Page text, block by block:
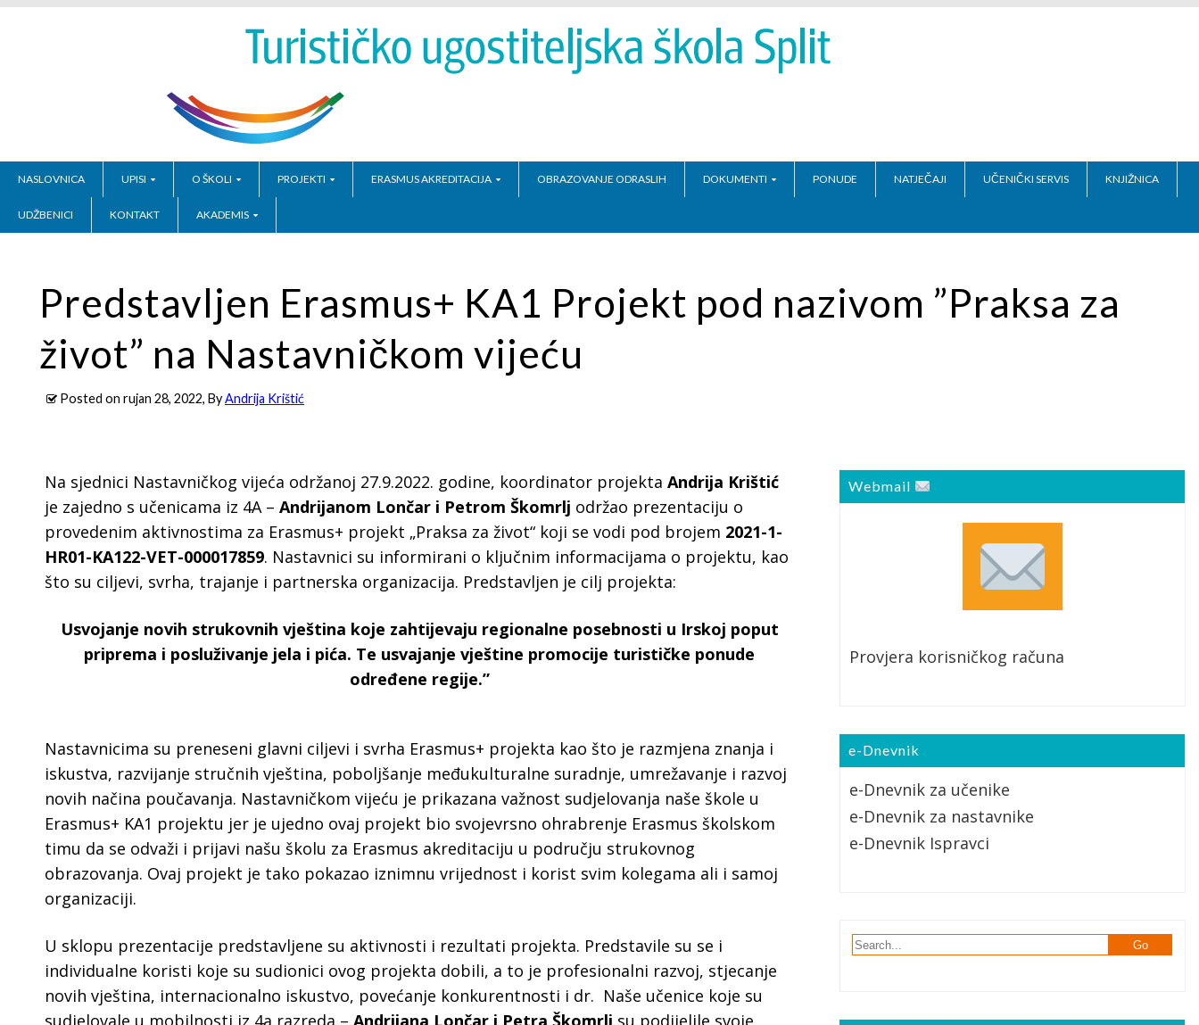
NASLOVNICA UPISI O ŠKOLI PROJEKTI ERASMUS AKREDITACIJA OBRAZOVANJE ODRASLIH DOKUMENTI PONUDE NATJEČAJI UČENIČKI SERVIS KNJIŽNICA
UDŽBENICI KONTAKT AKADEMIS
Predstavljen Erasmus+ KA1 Projekt pod nazivom ”Praksa za
život” na Nastavničkom vijeću
Posted on rujan 28, 2022, ByAndrija Krištić
Na sjednici Nastavničkog vijeća održanoj 27.9.2022. godine, koordinator projekta Andrija Krištić
je zajedno s učenicama iz 4A – Andrijanom Lončar i Petrom Škomrlj održao prezentaciju o
provedenim aktivnostima za Erasmus+ projekt „Praksa za život“ koji se vodi pod brojem 2021-1-
HR01-KA122-VET-000017859. Nastavnici su informirani o ključnim informacijama o projektu, kao
što su ciljevi, svrha, trajanje i partnerska organizacija. Predstavljen je cilj projekta:
Usvojanje novih strukovnih vještina koje zahtijevaju regionalne posebnosti u Irskoj poput
priprema i posluživanje jela i pića. Te usvajanje vještine promocije turističke ponude
određene regije.”
Nastavnicima su preneseni glavni ciljevi i svrha Erasmus+ projekta kao što je razmjena znanja i
iskustva, razvijanje stručnih vještina, poboljšanje međukulturalne suradnje, umrežavanje i razvoj
novih načina poučavanja. Nastavničkom vijeću je prikazana važnost sudjelovanja naše škole u
Erasmus+ KA1 projektu jer je ujedno ovaj projekt bio svojevrsno ohrabrenje Erasmus školskom
timu da se odvaži i prijavi našu školu za Erasmus akreditaciju u području strukovnog
obrazovanja. Ovaj projekt je tako pokazao iznimnu vrijednost i korist svim kolegama ali i samoj
organizaciji.
U sklopu prezentacije predstavljene su aktivnosti i rezultati projekta. Predstavile su se i
individualne koristi koje su sudionici ovog projekta dobili, a to je profesionalni razvoj, stjecanje
novih vještina, internacionalno iskustvo, povećanje konkurentnosti i dr. Naše učenice koje su
sudjelovale u mobilnosti iz 4a razreda – Andrijana Lončar i Petra Škomrlj su podijelile svoje
Webmail
Provjera korisničkog računa
e-Dnevnik
e-Dnevnik za učenike
e-Dnevnik za nastavnike
e-Dnevnik Ispravci